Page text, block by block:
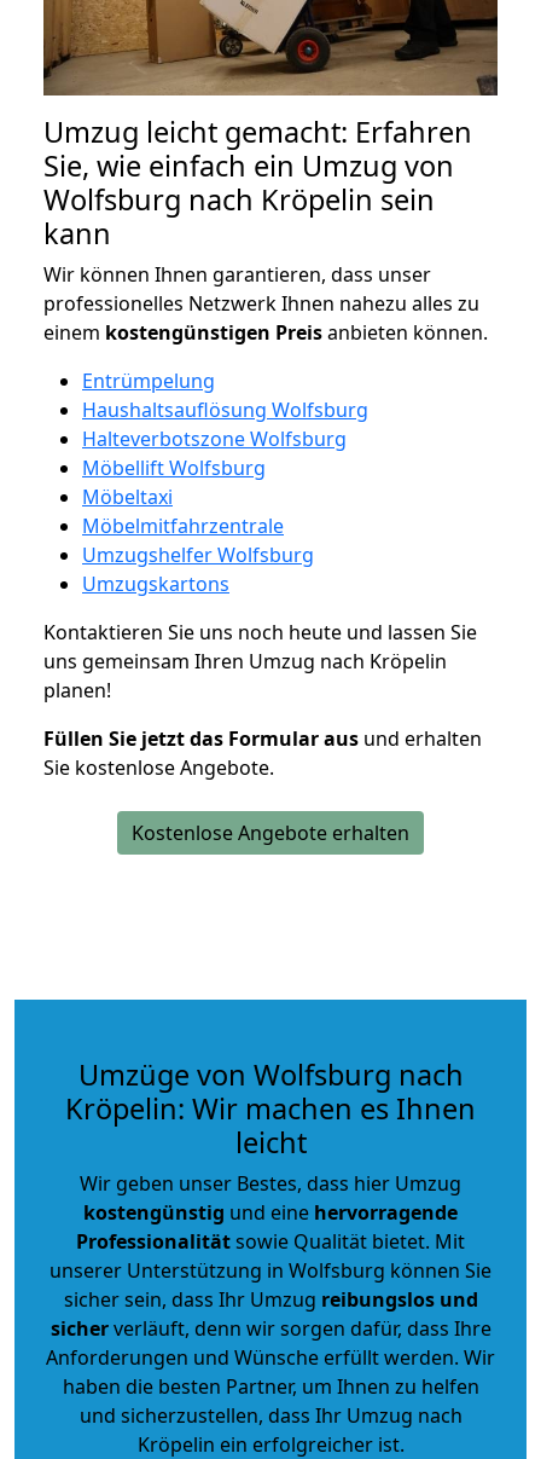
Umzug leicht gemacht: Erfahren
Sie, wie einfach ein Umzug von
Wolfsburg nach Kröpelin sein
kann
Wir können Ihnen garantieren, dass unser
professionelles Netzwerk Ihnen nahezu alles zu
einem kostengünstigen Preisanbieten können.
Entrümpelung
Haushaltsauflösung Wolfsburg
Halteverbotszone Wolfsburg
Möbellift Wolfsburg
Möbeltaxi
Möbelmitfahrzentrale
Umzugshelfer Wolfsburg
Umzugskartons
Kontaktieren Sie uns noch heute und lassen Sie
uns gemeinsam Ihren Umzug nach Kröpelin
planen!
Füllen Sie jetzt das Formular aus und erhalten
Sie kostenlose Angebote.
Kostenlose Angebote erhalten
Umzüge von Wolfsburg nach
Kröpelin: Wir machen es Ihnen
leicht
Wir geben unser Bestes, dass hier Umzug
kostengünstig und eine hervorragende
Professionalitätsowie Qualität bietet. Mit
unserer Unterstützung in Wolfsburg können Sie
sicher sein, dass Ihr Umzug reibungslos und
sicherverläuft, denn wir sorgen dafür, dass Ihre
Anforderungen und Wünsche erfüllt werden. Wir
haben die besten Partner, um Ihnen zu helfen
und sicherzustellen, dass Ihr Umzug nach
Kröpelin ein erfolgreicher ist.